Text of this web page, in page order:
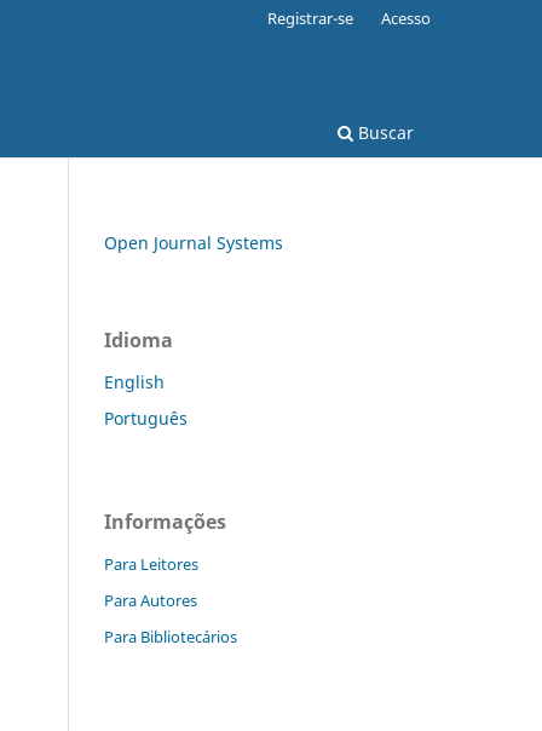
Buscar
Registrar-se Acesso
Open Journal Systems
Idioma
English
Português
Informações
Para Leitores
Para Autores
Para Bibliotecários